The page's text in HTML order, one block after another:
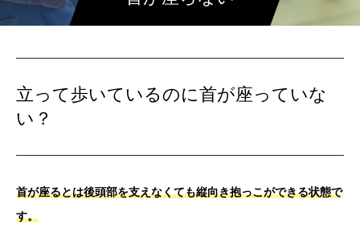
立って歩いているのに首が座っていな
い？
首が座るとは後頭部を支えなくても縦向き抱っこができる状態で
す。